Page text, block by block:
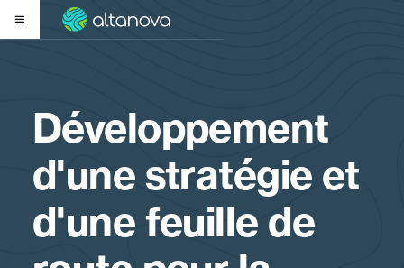
Développement
d'une stratégie et
d'une feuille de